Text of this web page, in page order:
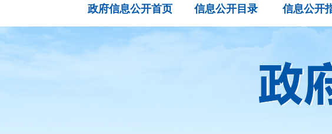
政府信息公开首页 信息公开目录 信息公开